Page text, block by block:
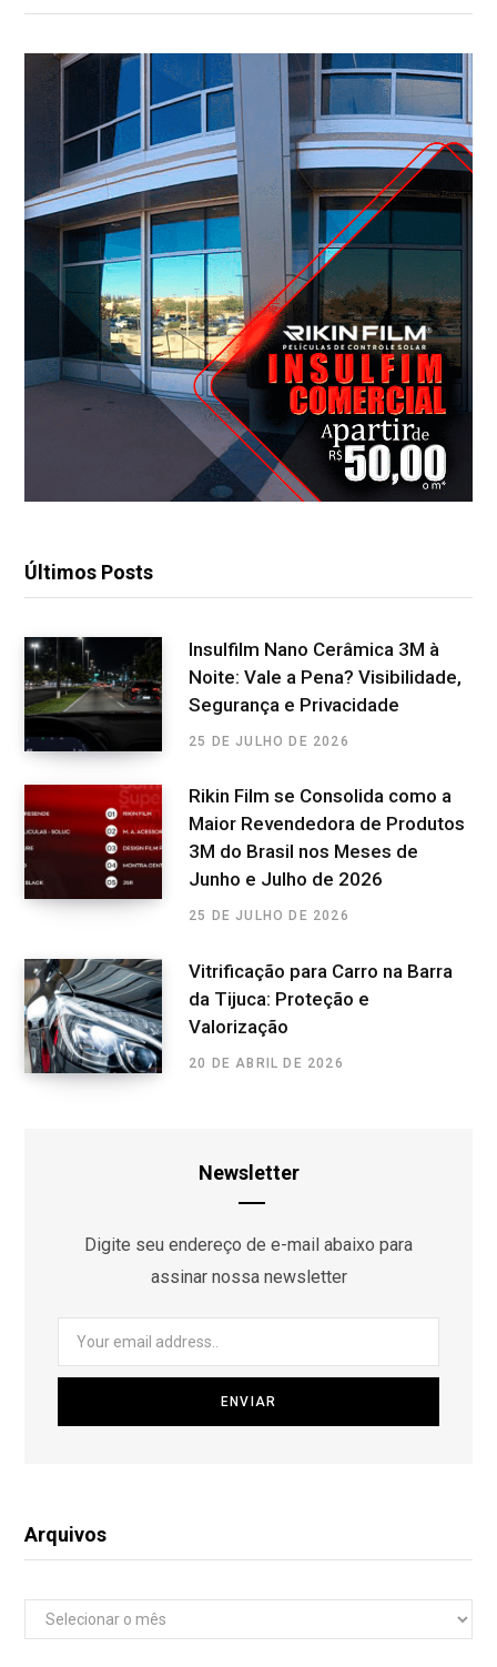
Últimos Posts
Insulfilm Nano Cerâmica 3M à
Noite: Vale a Pena? Visibilidade,
Segurança e Privacidade
25 DE JULHO DE 2026
Rikin Film se Consolida como a
Maior Revendedora de Produtos
3M do Brasil nos Meses de
Junho e Julho de 2026
25 DE JULHO DE 2026
Vitrificação para Carro na Barra
da Tijuca: Proteção e
Valorização
20 DE ABRIL DE 2026
Newsletter
Digite seu endereço de e-mail abaixo para
assinar nossa newsletter
Arquivos
Arquivos